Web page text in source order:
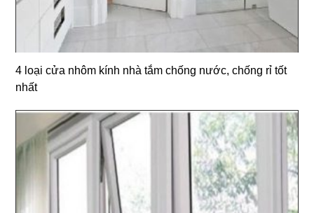
4 loại cửa nhôm kính nhà tắm chống nước, chống rỉ tốt
nhất